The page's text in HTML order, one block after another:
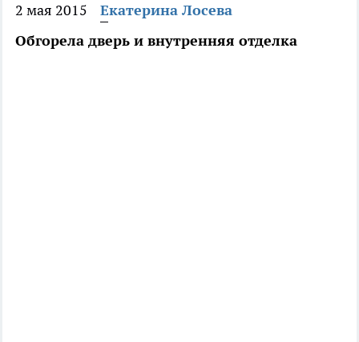
2 мая 2015
Екатерина Лосева
Обгорела дверь и внутренняя отделка